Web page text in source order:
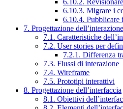
6.10.2.
6.10.3. Migrare i
6.10.4. Pubblicare
7. Progettazione dell’interazione
7.1. Caratteristiche
7.2. User stories per
7.2.1. Differenza
7.3. Flussi di interazione
7.4. Wireframe
7.5. Prototipi interattivi
8. Progettazione dell’interfaccia
8.1. Obiettivi